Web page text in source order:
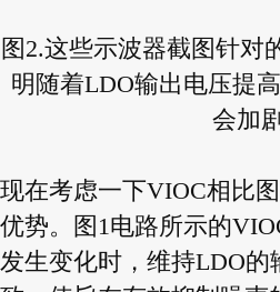
图2.这些示波器截图针对
明随着LDO输出电压提
会加剧
现在考虑一下VIOC相比
优势。图1电路所示的
发生变化时，维持LDO的